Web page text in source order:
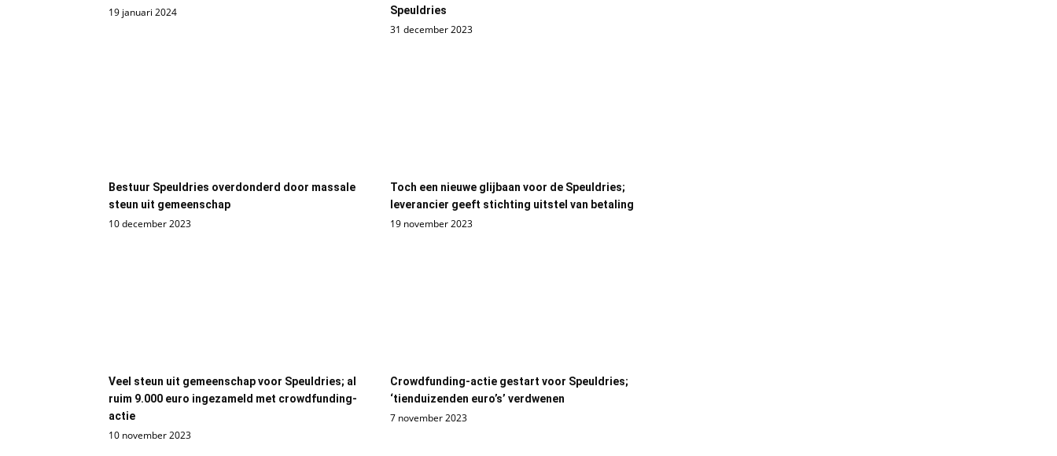
19 januari 2024
Speuldries
31 december 2023
Bestuur Speuldries overdonderd door massale
steun uit gemeenschap
10 december 2023
Toch een nieuwe glijbaan voor de Speuldries;
leverancier geeft stichting uitstel van betaling
19 november 2023
Veel steun uit gemeenschap voor Speuldries; al
ruim 9.000 euro ingezameld met crowdfunding-
actie
10 november 2023
Crowdfunding-actie gestart voor Speuldries;
‘tienduizenden euro’s’ verdwenen
7 november 2023